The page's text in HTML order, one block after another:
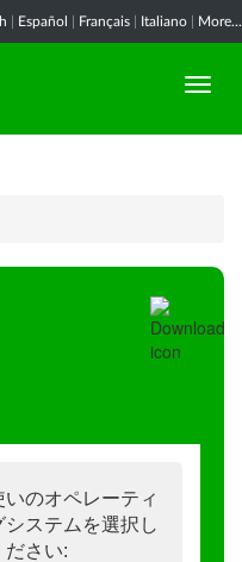
Español Français Italiano More...
いのオペレーティ
システムを選択し
ださい: